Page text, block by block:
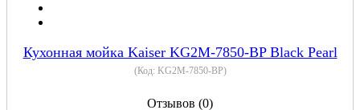
Кухонная мойка Kaiser KG2M-7850-BP Black Pearl
(Код: KG2M-7850-BP)
Отзывов (0)